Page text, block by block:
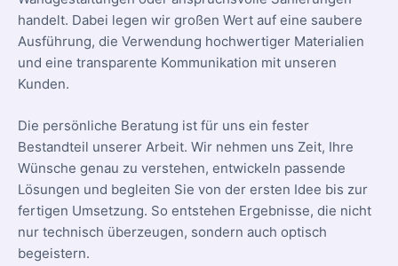
handelt. Dabei legen wir großen Wert auf eine saubere
Ausführung, die Verwendung hochwertiger Materialien
und eine transparente Kommunikation mit unseren
Kunden.
Die persönliche Beratung ist für uns ein fester
Bestandteil unserer Arbeit. Wir nehmen uns Zeit, Ihre
Wünsche genau zu verstehen, entwickeln passende
Lösungen und begleiten Sie von der ersten Idee bis zur
fertigen Umsetzung. So entstehen Ergebnisse, die nicht
nur technisch überzeugen, sondern auch optisch
begeistern.